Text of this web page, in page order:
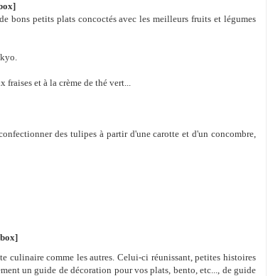
bons petits plats concoctés avec les meilleurs fruits et légumes
fraises et à la crème de thé vert...
des tulipes à partir d'une carotte et d'un concombre,
culinaire comme les autres. Celui-ci réunissant, petites histoires
un guide de décoration pour vos plats, bento, etc..., de guide